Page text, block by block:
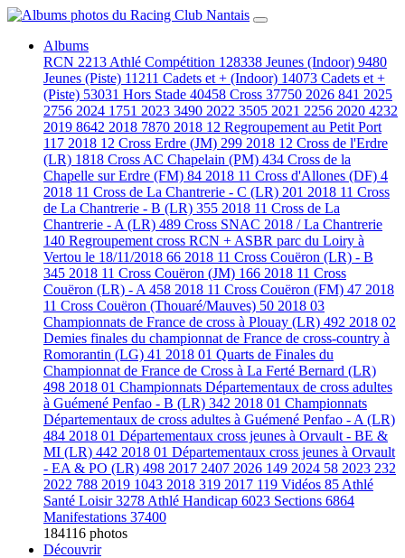
Albums
RCN 2213 Athlé Compétition 128338 Jeunes (Indoor) 9480
Jeunes (Piste) 11211 Cadets et + (Indoor) 14073 Cadets et +
(Piste) 53031 Hors Stade 40458 Cross 37750 2026 841 2025
2756 2024 1751 2023 3490 2022 3505 2021 2256 2020 4232
2019 8642 2018 7870 2018 12 Regroupement au Petit Port
117 2018 12 Cross Erdre (JM) 299 2018 12 Cross de l'Erdre
(LR) 1818 Cross AC Chapelain (PM) 434 Cross de la
Chapelle sur Erdre (FM) 84 2018 11 Cross d'Allones (DF) 4
2018 11 Cross de La Chantrerie - C (LR) 201 2018 11 Cross
de La Chantrerie - B (LR) 355 2018 11 Cross de La
Chantrerie - A (LR) 489 Cross SNAC 2018 / La Chantrerie
140 Regroupement cross RCN + ASBR parc du Loiry à
Vertou le 18/11/2018 66 2018 11 Cross Couëron (LR) - B
345 2018 11 Cross Couëron (JM) 166 2018 11 Cross
Couëron (LR) - A 458 2018 11 Cross Couëron (FM) 47 2018
11 Cross Couëron (Thouaré/Mauves) 50 2018 03
Championnats de France de cross à Plouay (LR) 492 2018 02
Demies finales du championnat de France de cross-country à
Romorantin (LG) 41 2018 01 Quarts de Finales du
Championnat de France de Cross à La Ferté Bernard (LR)
498 2018 01 Championnats Départementaux de cross adultes
à Guémené Penfao - B (LR) 342 2018 01 Championnats
Départementaux de cross adultes à Guémené Penfao - A (LR)
484 2018 01 Départementaux cross jeunes à Orvault - BE &
MI (LR) 442 2018 01 Départementaux cross jeunes à Orvault
- EA & PO (LR) 498 2017 2407 2026 149 2024 58 2023 232
2022 788 2019 1043 2018 319 2017 119 Vidéos 85 Athlé
Santé Loisir3278 Athlé Handicap 6023 Sections 6864
Manifestations 37400
184116 photos
Découvrir